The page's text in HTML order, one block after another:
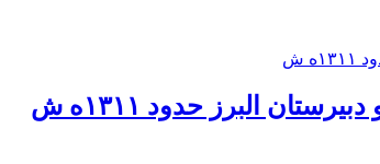
البرز حدود ۱۳۱۱ه ش